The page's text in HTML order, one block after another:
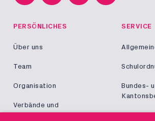
PERSÖNLICHES
Über uns
Team
Organisation
Verbände und
SERVICE
Bundes-